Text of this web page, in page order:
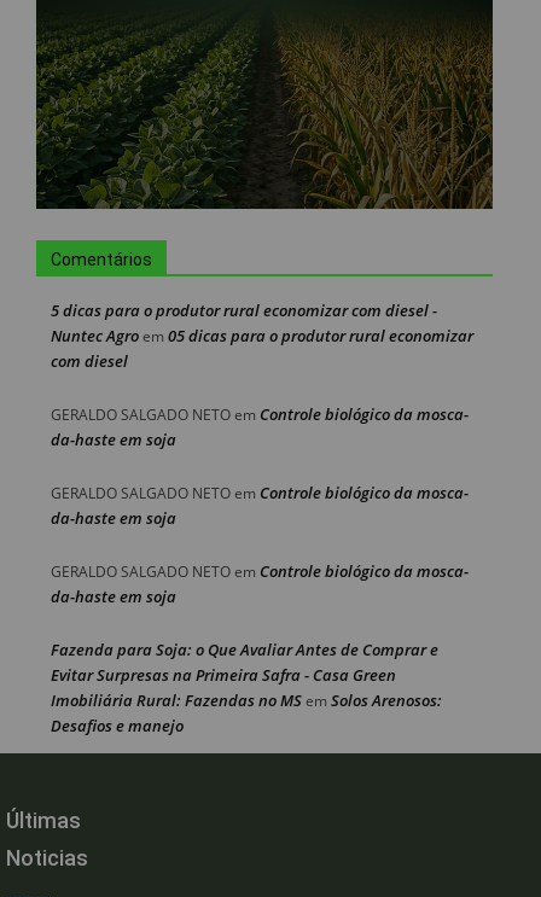
Comentários
5 dicas para o produtor rural economizar com diesel -
Nuntec Agroem 05 dicas para o produtor rural economizar
com diesel
GERALDO SALGADO NETOem Controle biológico da mosca-
da-haste em soja
GERALDO SALGADO NETOem Controle biológico da mosca-
da-haste em soja
GERALDO SALGADO NETOem Controle biológico da mosca-
da-haste em soja
Fazenda para Soja: o Que Avaliar Antes de Comprar e
Evitar Surpresas na Primeira Safra - Casa Green
Imobiliária Rural: Fazendas no MSem Solos Arenosos:
Desafios e manejo
Últimas
Noticias